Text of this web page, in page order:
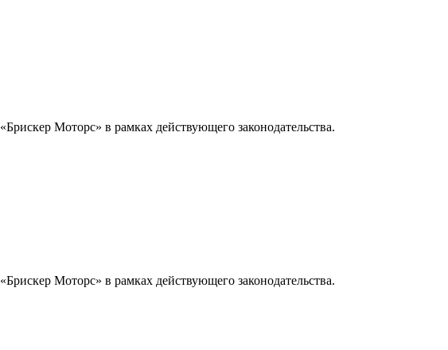
«Брискер Моторс» в рамках действующего законодательства.
«Брискер Моторс» в рамках действующего законодательства.